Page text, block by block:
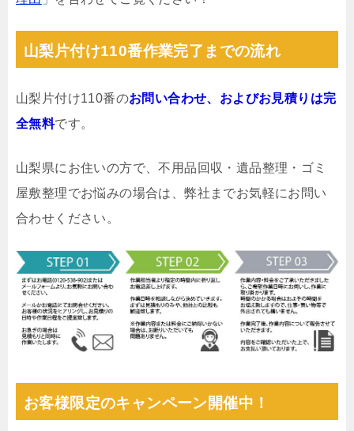
山梨片付け110番作業完了までの流れ
山梨片付け110番のお問い合わせ、およびお見積りは完
全無料です。
山梨県にお住いの方で、不用品回収・遺品整理・ゴミ
屋敷整理でお悩みの場合は、弊社までお気軽にお問い
合わせください。
お客様限定のキャンペーン開催中！